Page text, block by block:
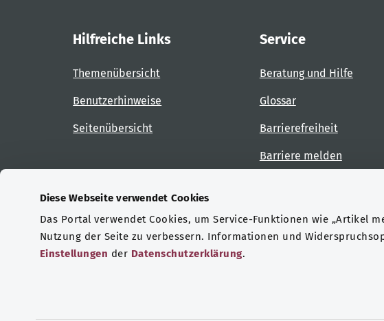
Diese Webseite verwendet Cookies
Das Portal verwendet Cookies, um Service-Funktionen wie „Artikel
Nutzung der Seite zu verbessern. Informationen und
Einstellungen der Datenschutzerklärung.
Hilfreiche Links
Themenübersicht
Benutzerhinweise
Seitenübersicht
Service
Beratung und Hilfe
Glossar
Barrierefreiheit
Barriere melden
Zertifizierungen